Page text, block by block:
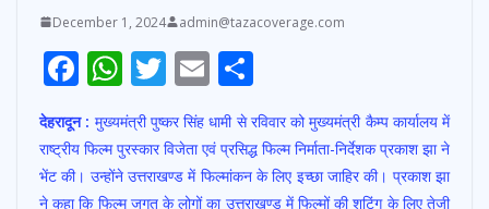
December 1, 2024 admin@tazacoverage.com
F
ac
e
b
W
h
at
s
T
w
itt
er
E
m
ai
l
h
ar
e
देहरादून : मुख्यमंत्री पुष्कर सिंह धामी से रविवार को मुख्यमंत्री कैम्प कार्यालय में
राष्ट्रीय फिल्म पुरस्कार विजेता एवं प्रसिद्ध फिल्म निर्माता-निर्देशक प्रकाश झा ने
भेंट की। उन्होंने उत्तराखण्ड में फिल्मांकन के लिए इच्छा जाहिर की। प्रकाश झा
ने कहा कि फिल्म जगत के लोगों का उत्तराखण्ड में फिल्मों की शूटिंग के लिए तेजी